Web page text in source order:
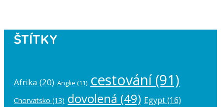
ŠTÍTKY
Afrika (20) Anglie (11) cestování(91)
Chorvatsko (13) dovolená (49) Egypt(16)